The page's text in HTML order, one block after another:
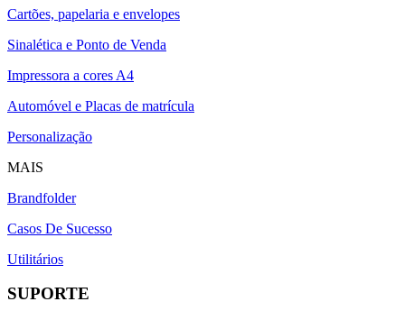
Cartões, papelaria e envelopes
Sinalética e Ponto de Venda
Impressora a cores A4
Automóvel e Placas de matrícula
Personalização
MAIS
Brandfolder
Casos De Sucesso
Utilitários
SUPORTE